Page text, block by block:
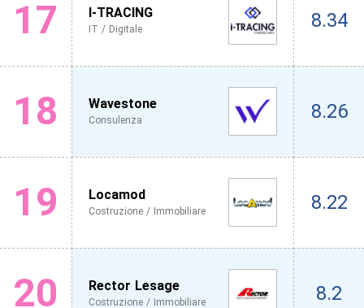
17 I-TRACING
IT / Digitale 8.34
18 Wavestone
Consulenza 8.26
19 Locamod
Costruzione / Immobiliare 8.22
20 Rector Lesage
Costruzione / Immobiliare 8.2